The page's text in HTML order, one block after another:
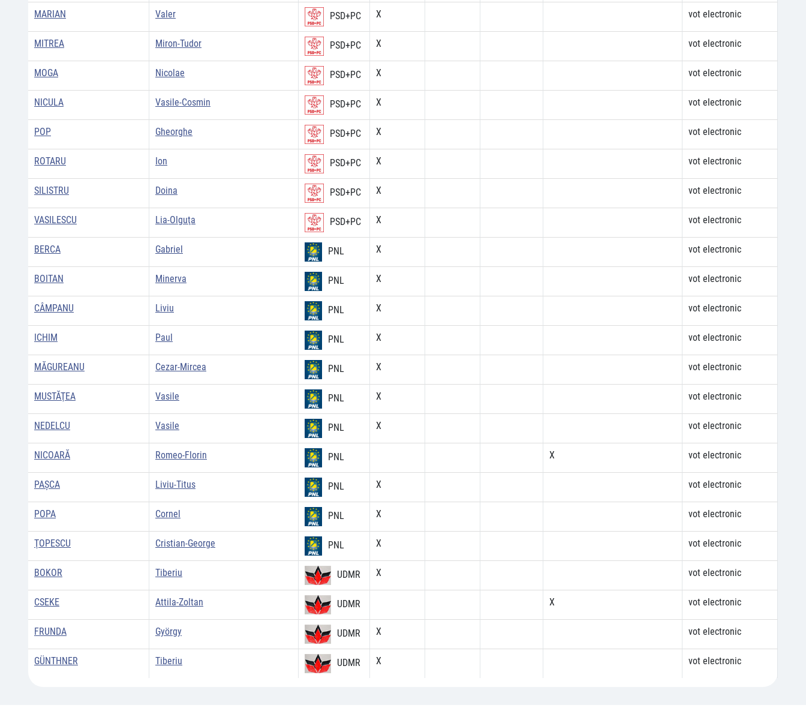
MARIAN Valer PSD+PC X vot electronic
MITREA Miron-Tudor PSD+PC X vot electronic
MOGA Nicolae PSD+PC X vot electronic
NICULA Vasile-Cosmin PSD+PC X vot electronic
POP Gheorghe PSD+PC X vot electronic
ROTARU Ion PSD+PC X vot electronic
SILISTRU Doina PSD+PC X vot electronic
VASILESCU Lia-Olguţa PSD+PC X vot electronic
BERCA Gabriel PNL X vot electronic
BOITAN Minerva PNL X vot electronic
CÂMPANU Liviu PNL X vot electronic
ICHIM Paul PNL X vot electronic
MĂGUREANU Cezar-Mircea PNL X vot electronic
MUSTĂŢEA Vasile PNL X vot electronic
NEDELCU Vasile PNL X vot electronic
NICOARĂ Romeo-Florin PNL X vot electronic
PAŞCA Liviu-Titus PNL X vot electronic
POPA Cornel PNL X vot electronic
ŢOPESCU Cristian-George PNL X vot electronic
BOKOR Tiberiu UDMR X vot electronic
CSEKE Attila-Zoltan UDMR X vot electronic
FRUNDA György UDMR X vot electronic
GÜNTHNER Tiberiu UDMR X vot electronic